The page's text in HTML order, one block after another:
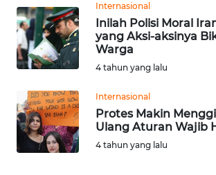
Internasional
Inilah Polisi Moral
yang Aksi-aksinya
Warga
4 tahun yang lalu
Internasional
Protes Makin
Ulang Aturan Wajib
4 tahun yang lalu
PAPUA
BARAT
WN
WN
SERAMBI